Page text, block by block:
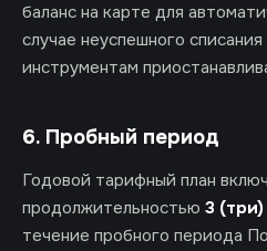
баланс на карте для
случае неуспешного
инструментам
6. Пробный период
Годовой тарифный план
продолжительностью 3
течение пробного периода